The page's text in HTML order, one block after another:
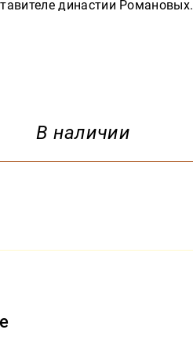
династии Романовых.
В наличии